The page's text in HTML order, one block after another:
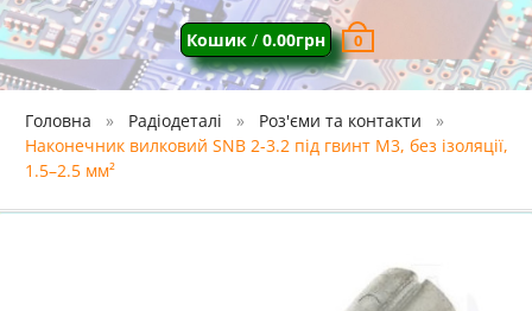
Кошик/ 0.00грн 0
Головна Радіодеталі
Роз'єми та контакти
Наконечник вилковий SNB 2-3.2 під гвинт M3, без ізоляції,
1.5–2.5 мм²